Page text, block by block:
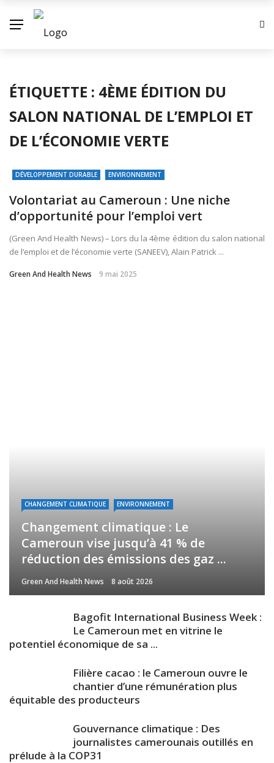
ÉTIQUETTE : 4ÈME ÉDITION DU
SALON NATIONAL DE L’EMPLOI ET
DE L’ÉCONOMIE VERTE
DÉVELOPPEMENT DURABLE ENVIRONNEMENT
Volontariat au Cameroun : Une niche
d’opportunité pour l’emploi vert
(Green And Health News) – Lors du la 4ème édition du salon national
de l’emploi et de l’économie verte (SANEEV), Alain Patrick ...
Green And Health News 9 mai 2025
CHANGEMENT CLIMATIQUE ENVIRONNEMENT
Changement climatique : Le
Cameroun vise jusqu’à 41 % de
réduction des émissions des gaz ...
Green And Health News 8 août 2026
Bagofit International Business Week :
Le Cameroun met en vitrine le
potentiel économique de sa ...
Filière cacao : le Cameroun ouvre le
chantier d’une rémunération plus
équitable des producteurs
Gouvernance climatique : Des
journalistes camerounais outillés en
prélude à la COP31